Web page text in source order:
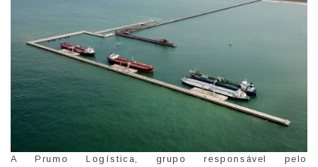
A Prumo Logística, grupo responsável pelo